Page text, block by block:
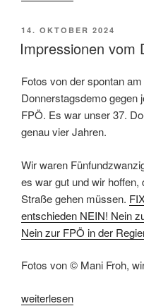
zu
#25JahreWiderstand“
VERÖFFENTLICHT
AM
14. OKTOBER 2024
Impressionen vom
Fotos von der spontan
Donnerstagsdemo gegen
FPÖ. Es war unser 37.
genau vier Jahren.
Wir waren
es war gut und wir
Straße gehen müssen.
entschieden NEIN! Nein
Nein zur FPÖ in der
Fotos von © Mani Froh,
„Impressionen
weiterlesen